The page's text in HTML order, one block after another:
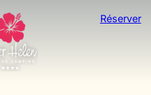
Réserver